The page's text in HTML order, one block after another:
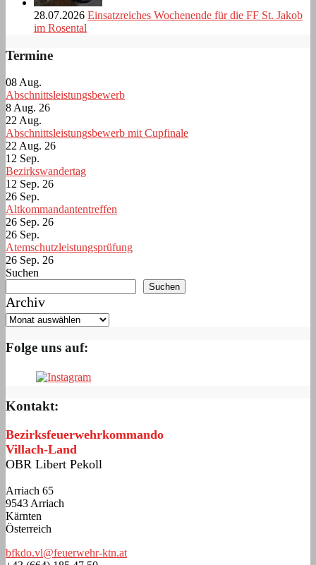
28.07.2026 Einsatzreiches Wochenende für die FF St. Jakob
im Rosental
Termine
08 Aug.
Abschnittsleistungsbewerb
8 Aug. 26
22 Aug.
Abschnittsleistungsbewerb mit Cupfinale
22 Aug. 26
12 Sep.
Bezirkswandertag
12 Sep. 26
26 Sep.
Altkommandantentreffen
26 Sep. 26
26 Sep.
Atemschutzleistungsprüfung
26 Sep. 26
Suchen
Suchen
Archiv
Folge uns auf:
Kontakt:
Bezirksfeuerwehrkommando
Villach-Land
OBR Libert Pekoll
Arriach 65
9543 Arriach
Kärnten
Österreich
bfkdo.vl@feuerwehr-ktn.at